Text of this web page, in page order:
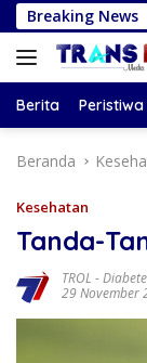
Langsung
ke
konten
Breaking News
Lomba
Berita Peristiwa
Beranda
Kesehatan
Tanda-
TROL -
29 November